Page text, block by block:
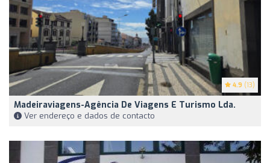
4.9 (13)
Madeiraviagens-Agência De Viagens E Turismo Lda.
Ver endereço e dados de contacto